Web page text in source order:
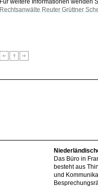
Für weitere Informationen wenden
Rechtsanwälte Reuter Grüttner
Das Büro in
besteht aus
und